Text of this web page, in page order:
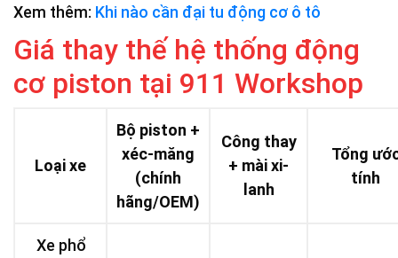
Xem thêm: Khi nào cần đại tu động cơ ô tô
Giá thay thế hệ thống động
cơ piston tại 911 Workshop
Loại xe
Bộ piston +
xéc-măng
(chính
hãng/OEM)
Công thay
+ mài xi-
lanh
Tổng
tính
Xe phổ